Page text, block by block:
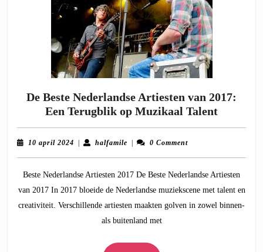
De Beste Nederlandse Artiesten van 2017:
Een Terugblik op Muzikaal TalentDe
Beste
2017:
Een
10 april 2024 10| halfamilehalfamile
| 0 Comment
Beste Nederlandse Artiesten 2017 De Beste Nederlandse Artiesten
van 2017 In 2017 bloeide de Nederlandse muziekscene met talent en
creativiteit. Verschillende artiesten maakten golven in zowel binnen-
als buitenland met